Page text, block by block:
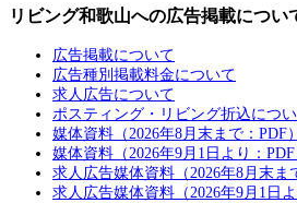
リビング和歌山への広告掲載につい
広告掲載について
広告種別掲載料金について
求人広告について
ポスティング・リビング折込につ
媒体資料（2026年8月末まで：PDF）
媒体資料（2026年9月1日より：PDF
求人広告媒体資料（2026年8月末ま
求人広告媒体資料（2026年9月1日よ